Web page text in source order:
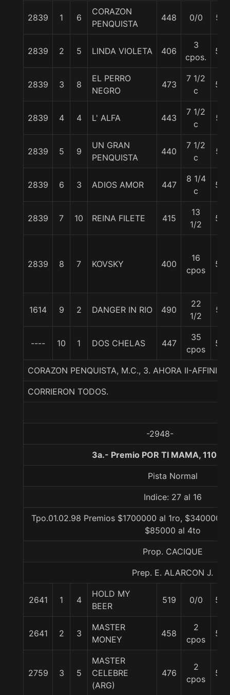
2839 1 6
CORAZON
PENQUISTA
448 0/0 57
2839 2 5 LINDA VIOLETA 406
3
cpos.
55
2839 3 8
EL PERRO
NEGRO
473
7 1/2
c
56
2839 4 4 L' ALFA 443
7 1/2
c
57
2839 5 9
UN GRAN
PENQUISTA
440
7 1/2
c
57
2839 6 3 ADIOS AMOR 447
8 1/4
c
53
2839 7 10 REINA FILETE 415
13
1/2
55
2839 8 7 KOVSKY 400
16
cpos
53
1614 9 2 DANGER IN RIO 490
22
1/2
57
---- 10 1 DOS CHELAS 447
35
cpos
52
CORAZON PENQUISTA, M.C., 3. AHORA II-
CORRIERON TODOS.
-2948-
3a.- Premio POR TI MAMA, 1100
Pista Normal
Indice: 27 al 16
Tpo.01.02.98 Premios $1700000 al 1ro, $340000
$85000 al 4to
Prop. CACIQUE
Prep. E. ALARCON J.
2641 1 4
HOLD MY
BEER
519 0/0 55
2641 2 3
MASTER
MONEY
458
2
cpos
59
2759 3 5
MASTER
CELEBRE
(ARG)
476
2
cpos
53